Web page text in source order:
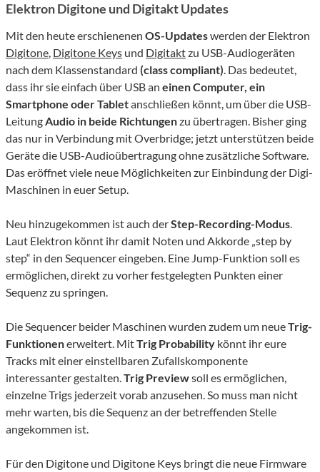
Elektron Digitone und Digitakt Updates
Mit den heute erschienenen OS-Updateswerden der Elektron
Digitone, Digitone Keys und Digitaktzu USB-Audiogeräten
nach dem Klassenstandard (class compliant). Das bedeutet,
dass ihr sie einfach über USB an einen Computer, ein
Smartphone oder Tabletanschließen könnt, um über die USB-
LeitungAudio in beide Richtungenzu übertragen. Bisher ging
das nur in Verbindung mit Overbridge; jetzt unterstützen beide
Geräte die USB-Audioübertragung ohne zusätzliche Software.
Das eröffnet viele neue Möglichkeiten zur Einbindung der Digi-
Maschinen in euer Setup.
Neu hinzugekommen ist auch derStep-Recording-Modus.
Laut Elektron könnt ihr damit Noten und Akkorde „step by
step“ in den Sequencer eingeben. Eine Jump-Funktion soll es
ermöglichen, direkt zu vorher festgelegten Punkten einer
Sequenz zu springen.
Die Sequencer beider Maschinen wurden zudem um neueTrig-
Funktionenerweitert. MitTrig Probability könnt ihr eure
Tracks mit einer einstellbaren Zufallskomponente
interessanter gestalten.Trig Previewsoll es ermöglichen,
einzelne Trigs jederzeit vorab anzusehen. So muss man nicht
mehr warten, bis die Sequenz an der betreffenden Stelle
angekommen ist.
Für den Digitone und Digitone Keys bringt die neue Firmware